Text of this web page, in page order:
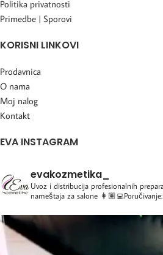
Politika privatnosti
Primedbe | Sporovi
KORISNI LINKOVI
Prodavnica
O nama
Moj nalog
Kontakt
EVA INSTAGRAM
evakozmetika_
Uvoz i distribucija profesionalnih
nameštaja za salone